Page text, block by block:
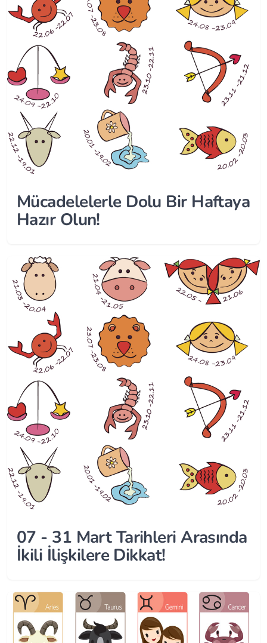
Mücadelelerle Dolu Bir Haftaya
Hazır Olun!
07 - 31 Mart Tarihleri Arasında
İkili İlişkilere Dikkat!